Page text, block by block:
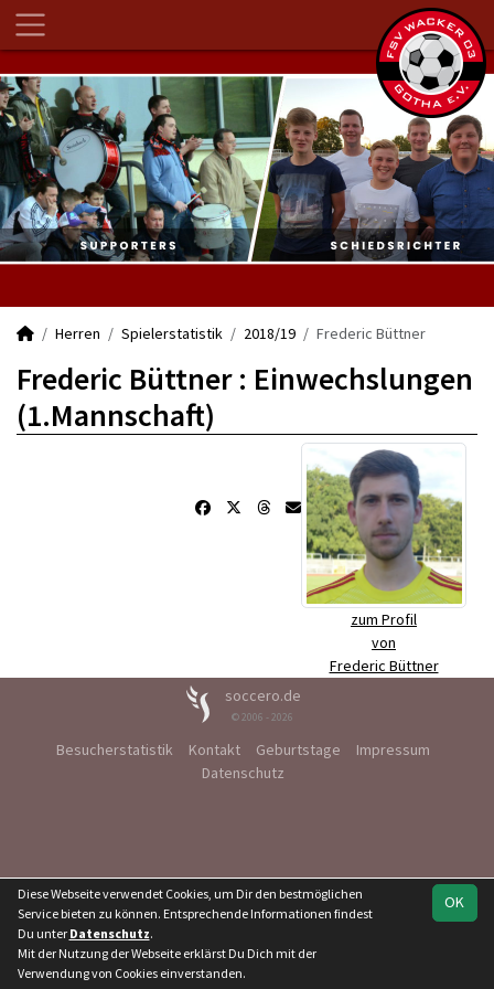
Herren Spielerstatistik 2018/19 Frederic Büttner
Frederic Büttner : Einwechslungen
(1.Mannschaft)
zum Profil
von
Frederic Büttner
soccero.de
© 2006 - 2026
Besucherstatistik Kontakt Geburtstage
Impressum
Datenschutz
OK
Diese Webseite verwendet Cookies, um Dir den bestmöglichen
Service bieten zu können. Entsprechende Informationen findest
Du unter Datenschutz.
Mit der Nutzung der Webseite erklärst Du Dich mit der
Verwendung von Cookies einverstanden.